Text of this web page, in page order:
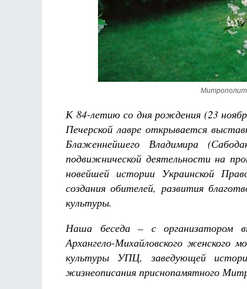
Митрополит
К 84-летию со дня рождения (23
Печерской лавре открывается
Блаженнейшего Владимира
подвижнической деятельности на
новейшей истории Украинской
создания обителей, развития
культуры.
Наша беседа – с организатором
Архангело-Михайловского женского
культуры УПЦ, заведующей
жизнеописания приснопамятного